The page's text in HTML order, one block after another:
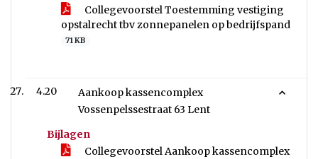
Collegevoorstel Toestemming vestiging
opstalrecht tbv zonnepanelen op bedrijfspand
71 KB
4.20
Aankoop kassencomplex
Vossenpelssestraat 63 Lent
Bijlagen
Collegevoorstel Aankoop kassencomplex